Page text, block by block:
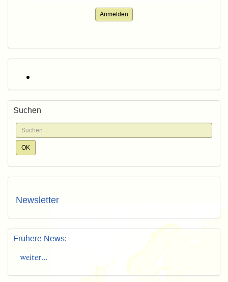
Anmelden
Suchen
Newsletter
Frühere News:
weiter...